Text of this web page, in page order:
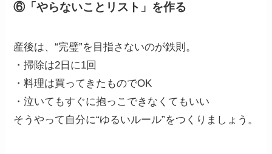
⑥「やらないことリスト」を作る
産後は、“完璧”を目指さないのが鉄則。
・掃除は2日に1回
・料理は買ってきたものでOK
・泣いてもすぐに抱っこできなくてもいい
そうやって自分に“ゆるいルール”をつくりましょう。